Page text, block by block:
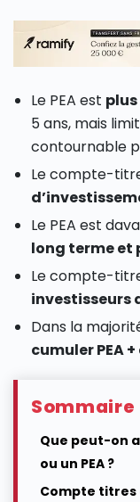
Le PEA est
5 ans, mais
contournable
Le compte-
Le PEA est
long terme et
Le compte-
investisseurs
Dans la
cumuler PEA
Sommaire
Que peut-on
ou un PEA ?
Compte titres